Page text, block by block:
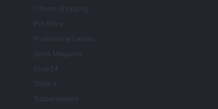
Offerte Shopping
Pet Story
Professione Lavoro
Sport Magazine
Style24
Think.it
Tuobenessere